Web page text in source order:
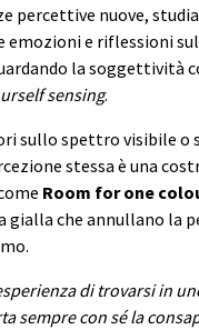
percettive nuove,
e riflessioni
la soggettività
sensing.
sullo spettro visibile o
stessa è una
Room for one
gialla che annullano la
di trovarsi in
sempre con sé la